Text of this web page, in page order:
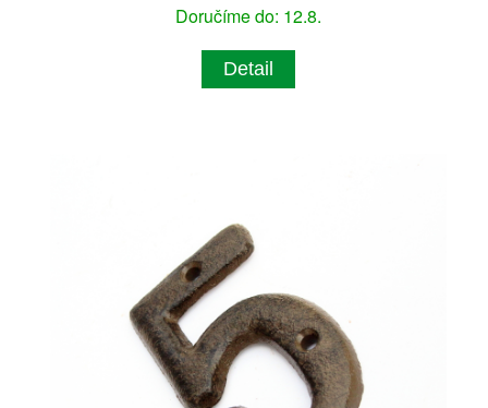
Doručíme do: 12.8.
Detail